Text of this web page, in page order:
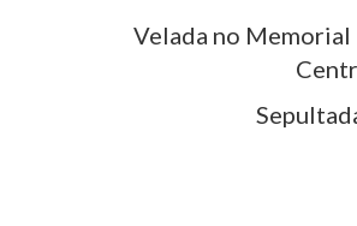
Velada no Memorial